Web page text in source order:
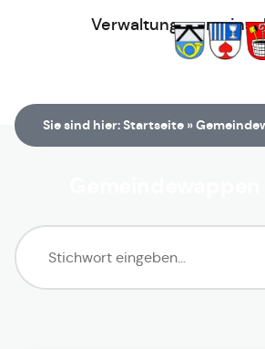
Sie sind hier:Startseite »